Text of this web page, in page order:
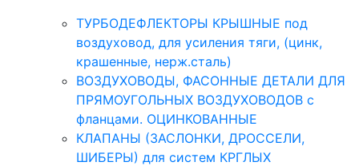
ТУРБОДЕФЛЕКТОРЫ КРЫШНЫЕ под
воздуховод, для усиления тяги, (цинк,
крашенные, нерж.сталь)
ВОЗДУХОВОДЫ, ФАСОННЫЕ ДЕТАЛИ ДЛЯ
ПРЯМОУГОЛЬНЫХ ВОЗДУХОВОДОВ с
фланцами. ОЦИНКОВАННЫЕ
КЛАПАНЫ (ЗАСЛОНКИ, ДРОССЕЛИ,
ШИБЕРЫ) для систем КРГЛЫХ